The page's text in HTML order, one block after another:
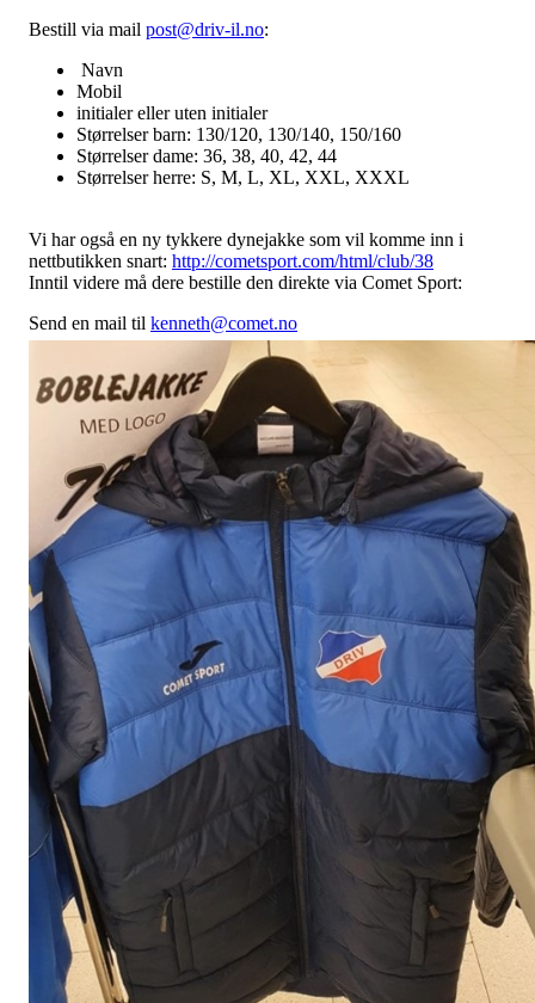
Bestill via mail post@driv-il.no:
Navn
Mobil
initialer eller uten initialer
Størrelser barn: 130/120, 130/140, 150/160
Størrelser dame: 36, 38, 40, 42, 44
Størrelser herre: S, M, L, XL, XXL, XXXL
Vi har også en ny tykkere dynejakke som vil komme inn i
nettbutikken snart: http://cometsport.com/html/club/38
Inntil videre må dere bestille den direkte via Comet Sport:
Send en mail til kenneth@comet.no